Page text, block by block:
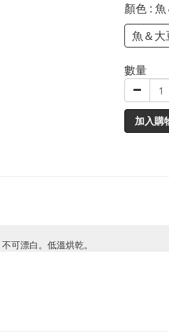
顏色 :
魚＆大
數量
加入購
可漂白。低溫烘乾。